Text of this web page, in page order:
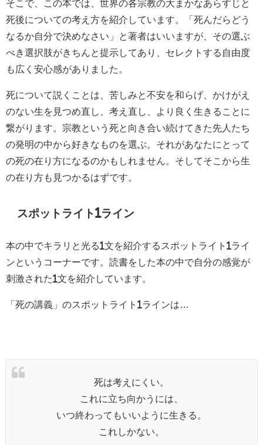
そこで、この本では、世界の各宗教の大まかなあらすじと
死後についての考え方を紹介しています。「死んだらどう
なるか自分で決めなさい」と著者はいいますが、その選ぶ
べき選択肢がきちんと提示してあり、セレクトする自由度
も広く安心感がありました。
死について説くことは、苦しみと不安を和らげ、かけがえ
のない生を見つめ直し、考え直し、より良く生きることに
繋がります。宗教という死と向き合い続けてきた先人たち
の発明の中から好きなものを選ぶ。それがあなたにとって
の死の在り方になるのかもしれません。そしてそこから生
の在り方も見つかるはずです。
スポットライト1ライン
本の中でキラリと光る1文を紹介するスポットライト1ライ
ンというコーナーです。読書をした本の中で自分の感覚が
刺激された1文を紹介しています。
「死の講義」のスポットライト1ラインは…
死は考えにくい。
これに立ち向かうには、
いつ終わってもいいように生きる。
これしかない。